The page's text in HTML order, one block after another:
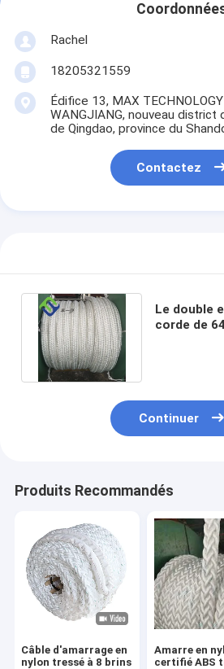
Rachel
18205321559
Édifice 13, MAX
WANGJIANG, nouveau district
de Qingdao, province du
Contactez
Le double
corde de
Continuer
Produits Recommandés
Câble d'amarrage en
nylon tressé à 8 brins
Amarre en
certifié ABS